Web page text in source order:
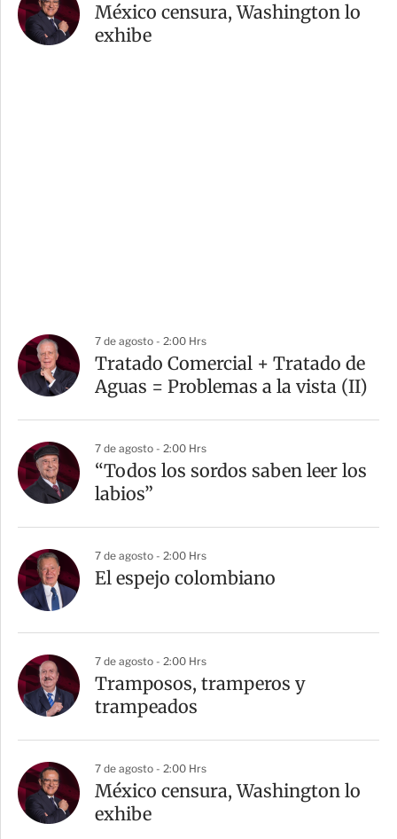
México censura, Washington lo
exhibe
7 de agosto - 2:00 Hrs
Tratado Comercial + Tratado de
Aguas = Problemas a la vista (II)
7 de agosto - 2:00 Hrs
“Todos los sordos saben leer los
labios”
7 de agosto - 2:00 Hrs
El espejo colombiano
7 de agosto - 2:00 Hrs
Tramposos, tramperos y
trampeados
7 de agosto - 2:00 Hrs
México censura, Washington lo
exhibe